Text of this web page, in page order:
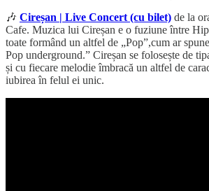
🎶 Cireșan | Live Concert (cu bilet) de la
Cafe. Muzica lui Cireșan e o fuziune între
toate formând un altfel de „Pop”,cum ar
Pop underground.” Cireșan se folosește de
și cu fiecare melodie îmbracă un altfel de
iubirea în felul ei unic.